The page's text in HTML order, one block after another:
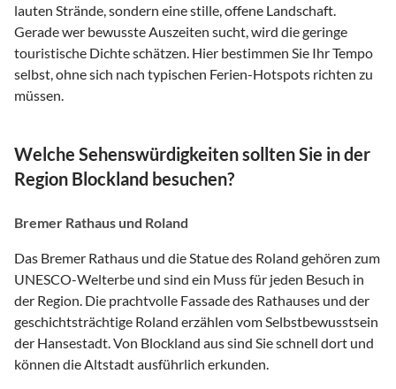
lauten Strände, sondern eine stille, offene Landschaft.
Gerade wer bewusste Auszeiten sucht, wird die geringe
touristische Dichte schätzen. Hier bestimmen Sie Ihr Tempo
selbst, ohne sich nach typischen Ferien-Hotspots richten zu
müssen.
Welche Sehenswürdigkeiten sollten Sie in der
Region Blockland besuchen?
Bremer Rathaus und Roland
Das Bremer Rathaus und die Statue des Roland gehören zum
UNESCO-Welterbe und sind ein Muss für jeden Besuch in
der Region. Die prachtvolle Fassade des Rathauses und der
geschichtsträchtige Roland erzählen vom Selbstbewusstsein
der Hansestadt. Von Blockland aus sind Sie schnell dort und
können die Altstadt ausführlich erkunden.